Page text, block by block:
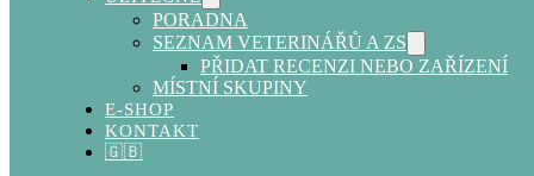
PORADNA
SEZNAM VETERINÁŘŮ A ZS
PŘIDAT RECENZI NEBO ZAŘÍZENÍ
MÍSTNÍ SKUPINY
E-SHOP
KONTAKT
🇬🇧